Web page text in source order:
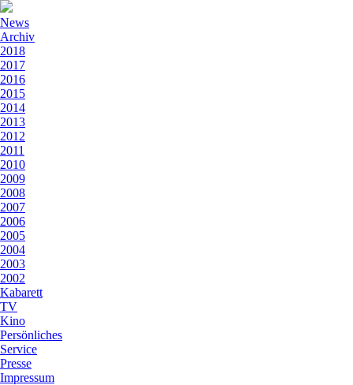
News
Archiv
2018
2017
2016
2015
2014
2013
2012
2011
2010
2009
2008
2007
2006
2005
2004
2003
2002
Kabarett
TV
Kino
Persönliches
Service
Presse
Impressum